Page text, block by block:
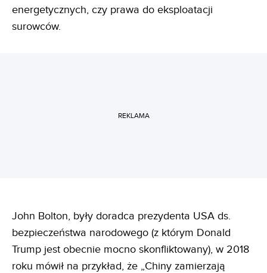
energetycznych, czy prawa do eksploatacji
surowców.
REKLAMA
John Bolton, były doradca prezydenta USA ds.
bezpieczeństwa narodowego (z którym Donald
Trump jest obecnie mocno skonfliktowany), w 2018
roku mówił na przykład, że „Chiny zamierzają